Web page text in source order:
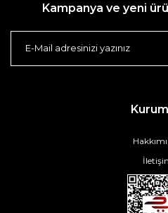
Kampanya ve yeni